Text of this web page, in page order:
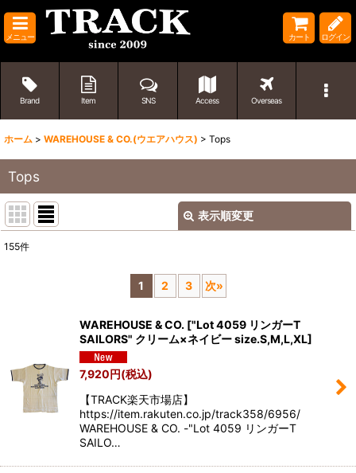
メニュー カート ログイン
Brand Item SNS Access Overseas
ホーム > WAREHOUSE & CO.(ウエアハウス) > Tops
Tops
表示順変更
絞り込む
155件
1 2 3 次»
WAREHOUSE & CO. ["Lot 4059 リンガーT
SAILORS" クリーム×ネイビー size.S,M,L,XL]
7,920円(税込)
【TRACK楽天市場店】
https://item.rakuten.co.jp/track358/6956/
WAREHOUSE & CO. -"Lot 4059 リンガーT
SAILO…